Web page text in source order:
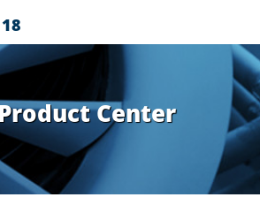
Center